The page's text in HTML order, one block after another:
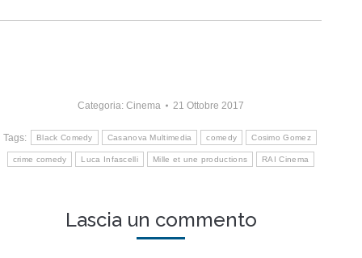
Categoria: Cinema 21 Ottobre 2017
Tags: Black Comedy Casanova Multimedia comedy Cosimo Gomez
crime comedy Luca Infascelli Mille et une productions RAI Cinema
Lascia un commento